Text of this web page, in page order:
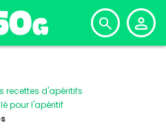
recettes d'apéritifs
pour l'apéritif